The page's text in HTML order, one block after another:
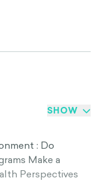
SHOW
: Do
Make a
Perspectives